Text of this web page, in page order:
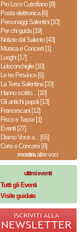
Pro Loco Cutrofiano [8]
Posta elettronica [6]
Personaggi Salentini [10]
Per chi guida [19]
Notizie dal Salento [43]
Musica e Concerti [1]
Luoghi [17]
Lidoconchiglie [10]
Le tre Province [6]
La Terra Salentina [33]
Hanno scritto... [10]
Gli antichi popoli [13]
Francescani [12]
Fisco e Tasse [1]
Eventi [27]
Diamo Voce a... [65]
Corsi e Concorsi [8]
mostraaltre voci
ultimi eventi
Tutti gli Eventi
Visite guidate